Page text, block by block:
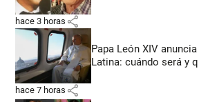
hace 3 horas share
Papa León XIV
Latina: cuándo será y
hace 7 horas share